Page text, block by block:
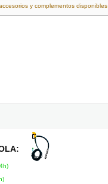
y complementos disponibles